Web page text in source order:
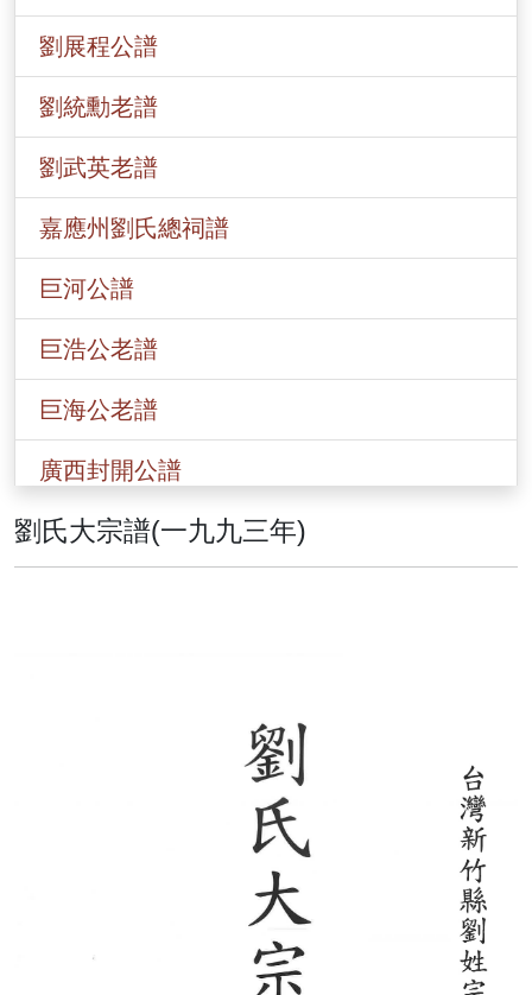
劉展程公譜
劉統勳老譜
劉武英老譜
嘉應州劉氏總祠譜
巨河公譜
巨浩公老譜
巨海公老譜
廣西封開公譜
香港劉氏總譜(一九○八)年
新界粉嶺區馬尾吓簡頭村劉氏族譜
劉華巖老譜
劉氏大宗譜(一九九三年)